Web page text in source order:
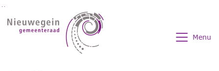
Ga naar de inhoud van deze pagina
Menu